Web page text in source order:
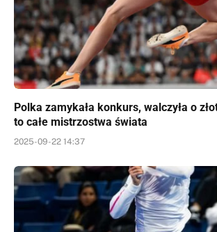
Polka zamykała konkurs, walczyła o
to całe mistrzostwa świata
2025-09-22 14:37